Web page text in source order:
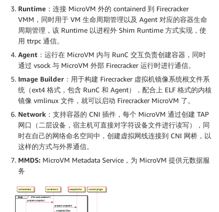
Runtime： 连接 MicroVM 外的 containerd 到 Firecracker
VMM，同时用于 VM 生命周期管理以及 Agent 对应的容器生命
周期管理，该 Runtime 以进程外 Shim Runtime 方式实现，使
用 ttrpc 通信。
Agent： 运行在 MicroVM 内与 RunC 交互负责创建容器，同时
通过 vsock 与 MicroVM 外部 Firecracker 运行时进行通信。
Image Builder： 用于构建 Firecracker 虚拟机镜像系统根文件系
统（ext4 格式，包含 RunC 和 Agent），配合上 ELF 格式的内核
镜像 vmlinux 文件，就可以启动 Firecracker MicroVM 了。
Network： 支持容器的 CNI 插件，每个 MicroVM 通过创建 TAP
网口（二层设备，宿主机可直接对字符设备文件进行读写），同
时在自己的网络命名空间中，创建虚拟网线连接到 CNI 网桥，以
这样的方式与外界通信。
MMDS: MicroVM Metadata Service，为 MicroVM 提供元数据服
务